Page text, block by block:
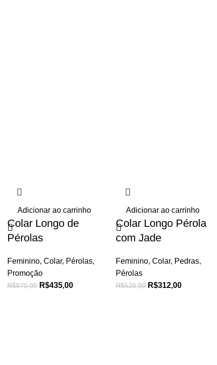
Adicionar ao carrinho
Colar Longo de
Pérolas
Feminino, Colar, Pérolas,
Promoção
R$870,00 R$435,00
Adicionar ao carrinho
Colar Longo Pérola
com Jade
Feminino, Colar, Pedras,
Pérolas
R$520,00 R$312,00